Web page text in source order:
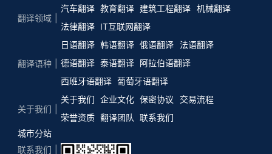
翻译领域
汽车翻译 教育翻译 建筑工程翻译 机械翻译
法律翻译
IT互联网翻译
翻译语种
日语翻译 韩语翻译 俄语翻译
法语翻译
德语翻译 泰语翻译 阿拉伯语翻译
西班牙语翻译 葡萄牙语翻译
关于我们
关于我们 企业文化 保密协议
交易流程
荣誉资质 翻译团队
联系我们
城市分站
联系我们